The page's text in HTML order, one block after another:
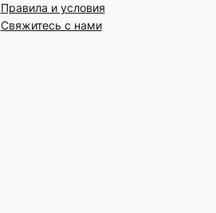
Правила и условия
Свяжитесь с нами